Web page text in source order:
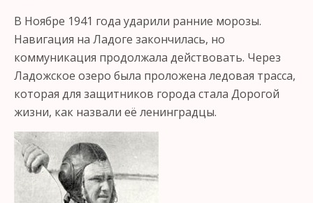
В Ноябре 1941 года ударили ранние морозы.
Навигация на Ладоге закончилась, но
коммуникация продолжала действовать. Через
Ладожское озеро была проложена ледовая трасса,
которая для защитников города стала Дорогой
жизни, как назвали её ленинградцы.